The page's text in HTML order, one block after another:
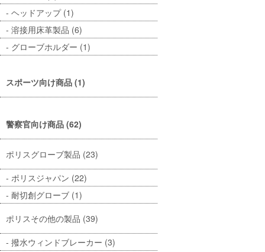
ヘッドアップ (1)
溶接用床革製品 (6)
グローブホルダー (1)
スポーツ向け商品 (1)
警察官向け商品 (62)
ポリスグローブ製品 (23)
ポリスジャパン (22)
耐切創グローブ (1)
ポリスその他の製品 (39)
撥水ウィンドブレーカー (3)